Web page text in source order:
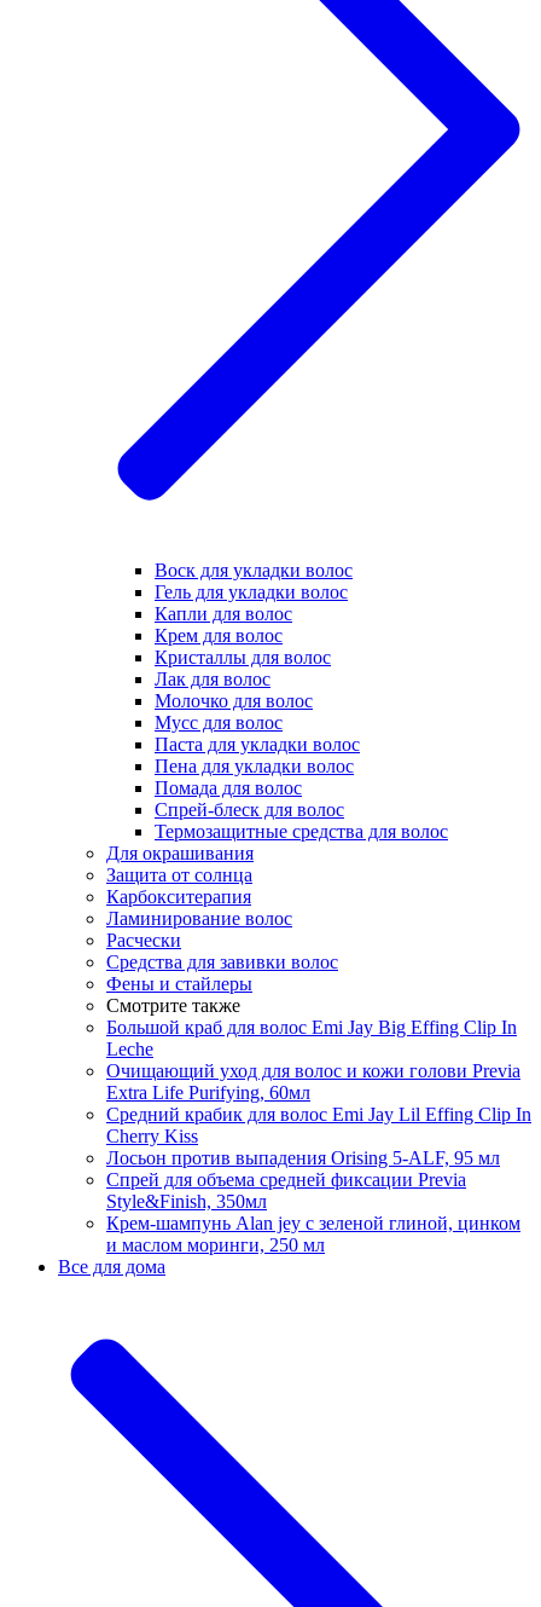
Воск для укладки волос
Гель для укладки волос
Капли для волос
Крем для волос
Кристаллы для волос
Лак для волос
Молочко для волос
Мусс для волос
Паста для укладки волос
Пена для укладки волос
Помада для волос
Спрей-блеск для волос
Термозащитные средства для волос
Для окрашивания
Защита от солнца
Карбокситерапия
Ламинирование волос
Расчески
Средства для завивки волос
Фены и стайлеры
Смотрите также
Большой краб для волос Emi Jay Big Effing Clip In
Leche
Очищающий уход для волос и кожи голови Previa
Extra Life Purifying, 60мл
Средний крабик для волос Emi Jay Lil Effing Clip In
Cherry Kiss
Лосьон против выпадения Orising 5-ALF, 95 мл
Спрей для объема средней фиксации Previa
Style&Finish, 350мл
Крем-шампунь Alan jey с зеленой глиной, цинком
и маслом моринги, 250 мл
Все для дома